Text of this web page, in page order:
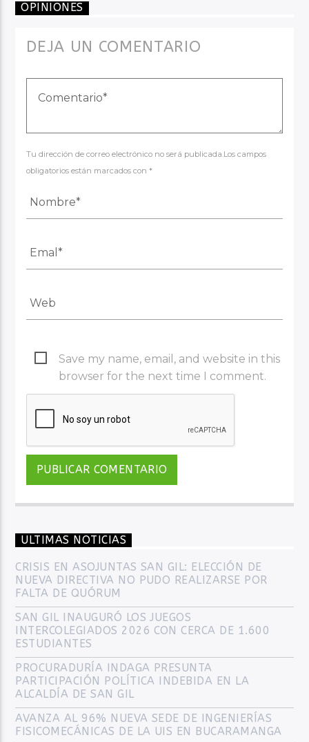
OPINIONES
DEJA UN COMENTARIO
Tu dirección de correo electrónico no será publicada.Los campos
obligatorios están marcados con *
Save my name, email, and website in this
browser for the next time I comment.
ULTIMAS NOTICIAS
CRISIS EN ASOJUNTAS SAN GIL: ELECCIÓN DE
NUEVA DIRECTIVA NO PUDO REALIZARSE POR
FALTA DE QUÓRUM
SAN GIL INAUGURÓ LOS JUEGOS
INTERCOLEGIADOS 2026 CON CERCA DE 1.600
ESTUDIANTES
PROCURADURÍA INDAGA PRESUNTA
PARTICIPACIÓN POLÍTICA INDEBIDA EN LA
ALCALDÍA DE SAN GIL
AVANZA AL 96% NUEVA SEDE DE INGENIERÍAS
FISICOMECÁNICAS DE LA UIS EN BUCARAMANGA